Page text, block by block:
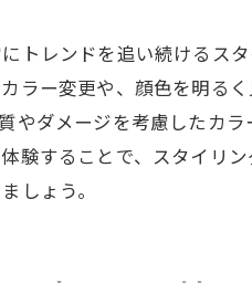
トレンドを追い続けるス
ラー変更や、顔色を明る
やダメージを考慮したカラ
験することで、スタイリン
しょう。